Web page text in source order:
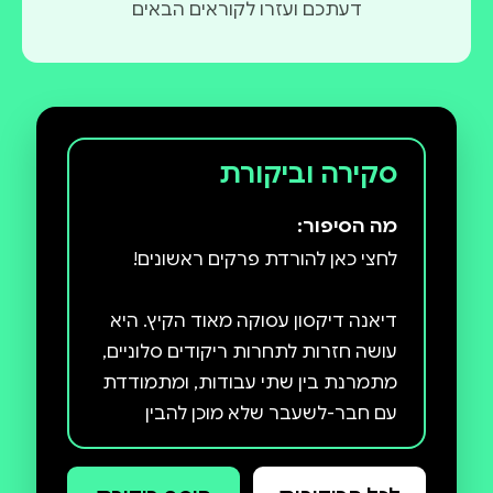
דעתכם ועזרו לקוראים הבאים
סקירה וביקורת
מה הסיפור:
דיאנה דיקסון עסוקה מאוד הקיץ. היא
עושה חזרות לתחרות ריקודים סלוניים,
מתמרנת בין שתי עבודות, ומתמודדת
עם חבר-לשעבר שלא מוכן להבין
שמערכת היחסים שלהם נגמרה. ובכל
זאת, יש לה עדיין מספיק זמן ואנרגיה